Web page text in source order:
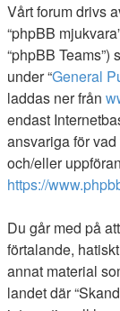
Vårt forum drivs
“phpBB
“phpBB
under “General
laddas ner från
endast
ansvariga för
och/eller
https://
Du går med på
förtalande,
annat material
landet där